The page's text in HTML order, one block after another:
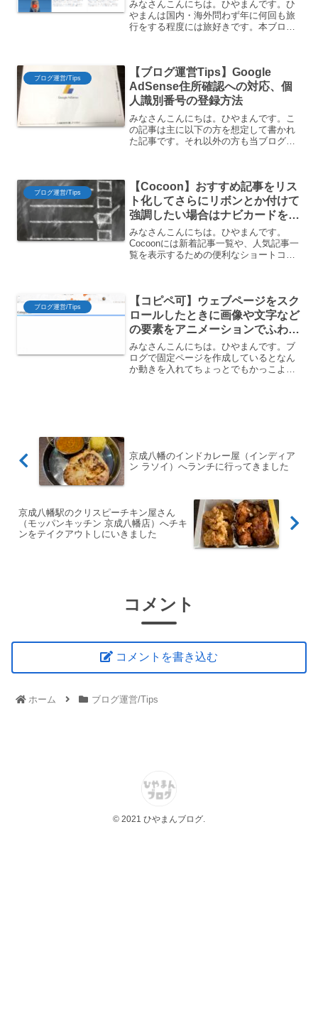
みなさんこんにちは。ひやまんです。ひ
やまんは国内・海外問わず年に何回も旅
行をする程度には旅好きです。本ブログ
す。そんな旅好きが必ずと行...
ブログ運営/Tips
【ブログ運営Tips】Google
AdSense住所確認への対応、個
人識別番号の登録方法
みなさんこんにちは。ひやまんです。こ
の記事は主に以下の方を想定して書かれ
た記事です。それ以外の方も当ブログの
ブログ運営/Tips
【Cocoon】おすすめ記事をリス
ト化してさらにリボンとか付けて
強調したい場合はナビカードを使
おう【ナビカード】
みなさんこんにちは。ひやまんです。
Cocoonには新着記事一覧や、人気記事一
覧を表示するための便利なショートコー
いリンクを自由に選択で...
ブログ運営/Tips
【コピペ可】ウェブページをスク
ロールしたときに画像や文字など
の要素をアニメーションでふわっ
とフェード表示する方法
【CSS・Javascript・jQuery・
WordPress】
みなさんこんにちは。ひやまんです。ブ
ログで固定ページを作成しているとなん
か動きを入れてちょっとでもかっこよく
京成八幡のインドカレー屋（インディア
ン ラソイ）へランチに行ってきました
京成八幡駅のクリスピーチキン屋さん
（モッパンキッチン 京成八幡店）へチキ
ンをテイクアウトしにいきました
コメント
コメントを書き込む
ホーム ブログ運営/Tips
© 2021 ひやまんブログ.